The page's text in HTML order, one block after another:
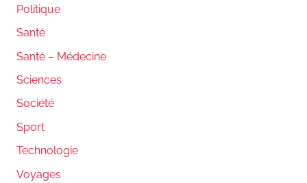
Politique
Santé
Santé – Médecine
Sciences
Société
Sport
Technologie
Voyages